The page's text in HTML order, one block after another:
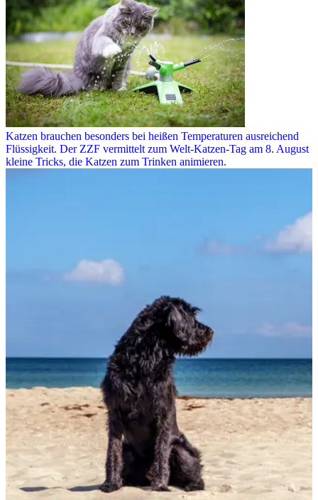
Katzen brauchen besonders bei heißen Temperaturen ausreichend
Flüssigkeit. Der ZZF vermittelt zum Welt-Katzen-Tag am 8. August
kleine Tricks, die Katzen zum Trinken animieren.